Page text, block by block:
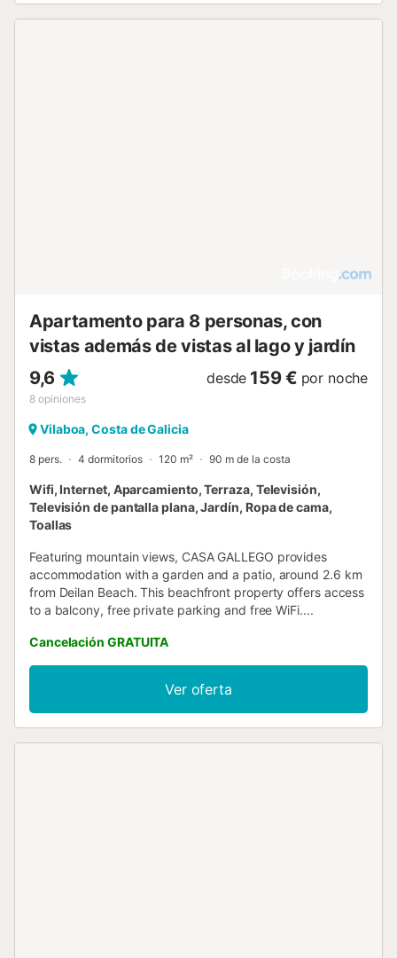
Apartamento para 8 personas, con
vistas además de vistas al lago y jardín
9,6
8 opiniones
desde 159 € por noche
Vilaboa, Costa de Galicia
8 pers. 4 dormitorios 120 m² 90 m de la costa
Wifi, Internet, Aparcamiento, Terraza, Televisión,
Televisión de pantalla plana, Jardín, Ropa de cama,
Toallas
Featuring mountain views, CASA GALLEGO provides
accommodation with a garden and a patio, around 2.6 km
from Deilan Beach. This beachfront property offers access
to a balcony, free private parking and free WiFi....
Cancelación GRATUITA
Ver oferta